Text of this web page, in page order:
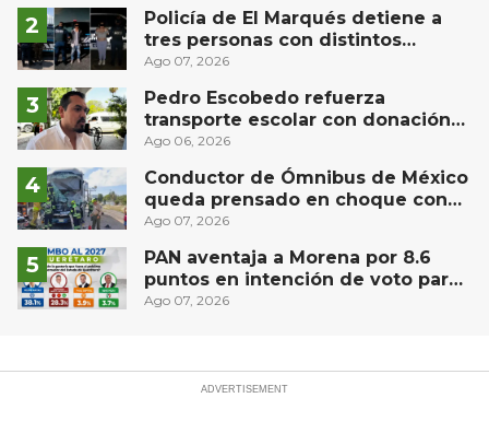
Policía de El Marqués detiene a
tres personas con distintos
narcóticos
Ago 07, 2026
Pedro Escobedo refuerza
transporte escolar con donación
de camión de Flecha Amarilla para
Ago 06, 2026
Conductor de Ómnibus de México
queda prensado en choque con
materialista en San Juan del Río
Ago 07, 2026
PAN aventaja a Morena por 8.6
puntos en intención de voto para
gubernatura de Querétaro, según
Ago 07, 2026